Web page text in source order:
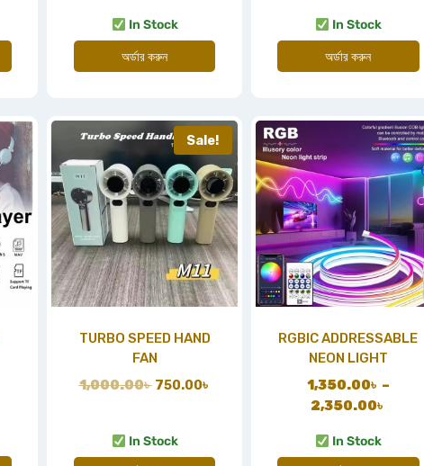
In Stock
অর্ডার করুন
In Stock
অর্ডার করুন
Sale!
TURBO SPEED HAND
FAN
1,000.00৳ 750.00৳
In Stock
RGBIC ADDRESSABLE
NEON LIGHT
1,350.00৳ –
2,350.00৳
In Stock